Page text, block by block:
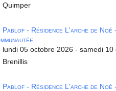
Quimper
Pablof - Résidence L'arche de
lundi 05 octobre 2026 - samedi 10
Brenillis
Pablof - Résidence L'arche de